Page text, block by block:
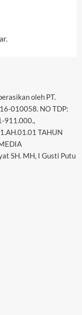
oleh PT.
010058. NO TDP:
911.000.,
TAHUN
SH. MH, I Gusti Putu